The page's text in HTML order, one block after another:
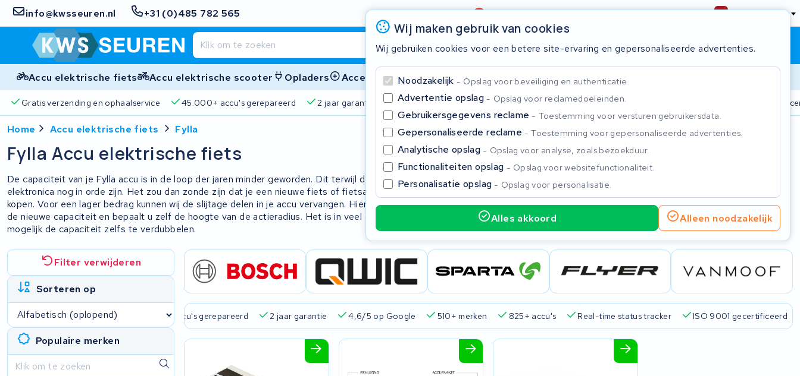
info@kwsseuren.nl +31 (0)485 782 565 Beoordeling4,6/5 Nederland
Winkelwagen Inloggen
Accu elektrische fiets Accu elektrische scooter Opladers Accessoires
verzending en ophaalservice 45.000+ accu's gerepareerd 2 jaar garantie 4,6/5 op Google 510+ merken 825+ accu's Real-time status tracker ISO 9001 gecertificeerd
Wij maken gebruik van cookies
Wij gebruiken cookies voor een betere site-ervaring en gepersonaliseerde advertenties.
Noodzakelijk Opslag voor beveiliging en authenticatie.
Advertentie opslag Opslag voor reclamedoeleinden.
Gebruikersgegevens reclame Toestemming voor versturen gebruikersdata.
Gepersonaliseerde reclame Toestemming voor gepersonaliseerde advertenties.
Analytische opslag Opslag voor analyse, zoals bezoekduur.
Functionaliteiten opslag Opslag voor websitefunctionaliteit.
Personalisatie opslag Opslag voor personalisatie.
Alles akkoord Alleen noodzakelijk
Home Accu elektrische fiets Fylla
Fylla Accu elektrische fiets
De capaciteit van je Fylla accu is in de loop der jaren minder geworden. Dit terwijl de behuizing en
elektronica nog in orde zijn. Het zou dan zonde zijn dat je een nieuwe fiets of fietsaccu moet
kopen. Voor een lager bedrag kunnen wij de slijtage delen in je accu vervangen. Hierbij kiest u zelf
de nieuwe capaciteit en bepaalt u zelf de hoogte van de actieradius. Het is in veel gevallen
mogelijk de capaciteit zelfs te verdubbelen.
Filter verwijderen
Sorteren op
Populaire merken
Gratis verzending en ophaalservice 45.000+ accu's gerepareerd 2 jaar garantie 4,6/5 op Google 510+ merken 825+ accu's
Sluiten
Begin te typen in de zoekbalk om te zoeken